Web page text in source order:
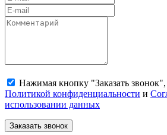
Нажимая кнопку "Заказать звонок",
Политикой конфиденциальности и
использовании данных
Заказать звонок